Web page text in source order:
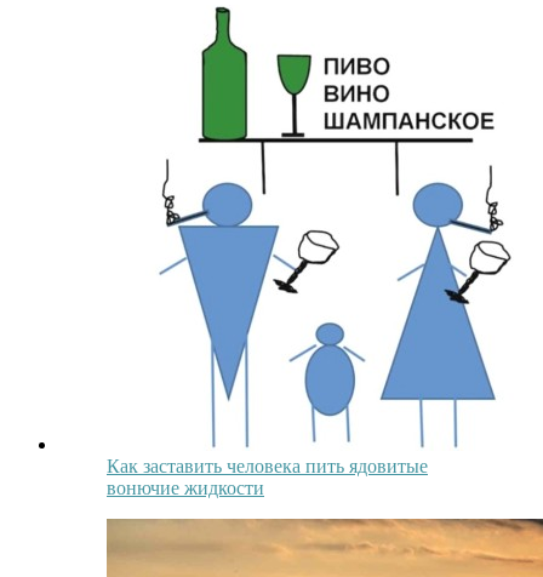
Как заставить человека пить ядовитые
вонючие жидкости